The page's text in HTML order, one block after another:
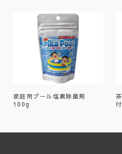
家庭用プール塩素除菌剤
100g